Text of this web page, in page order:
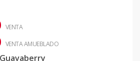
VENTA
VENTA AMUEBLADO